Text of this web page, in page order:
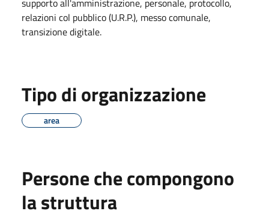
relazioni col pubblico (U.R.P.), messo comunale,
transizione digitale.
Tipo di organizzazione
area
Persone che compongono
la struttura